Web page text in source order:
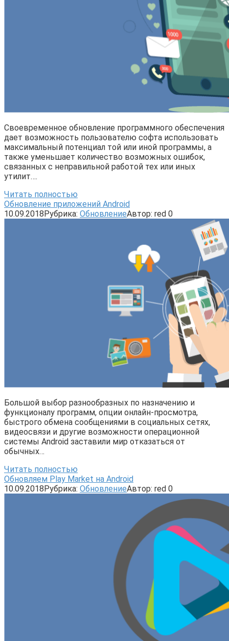
Своевременное обновление программного обеспечения
дает возможность пользователю софта использовать
максимальный потенциал той или иной программы, а
также уменьшает количество возможных ошибок,
связанных с неправильной работой тех или иных
утилит….
Читать полностью
Обновление приложений Android
10.09.2018Рубрика: ОбновлениеАвтор: red 0
Большой выбор разнообразных по назначению и
функционалу программ, опции онлайн-просмотра,
быстрого обмена сообщениями в социальных сетях,
видеосвязи и другие возможности операционной
системы Android заставили мир отказаться от
обычных…
Читать полностью
Обновляем Play Market на Android
10.09.2018Рубрика: ОбновлениеАвтор: red 0